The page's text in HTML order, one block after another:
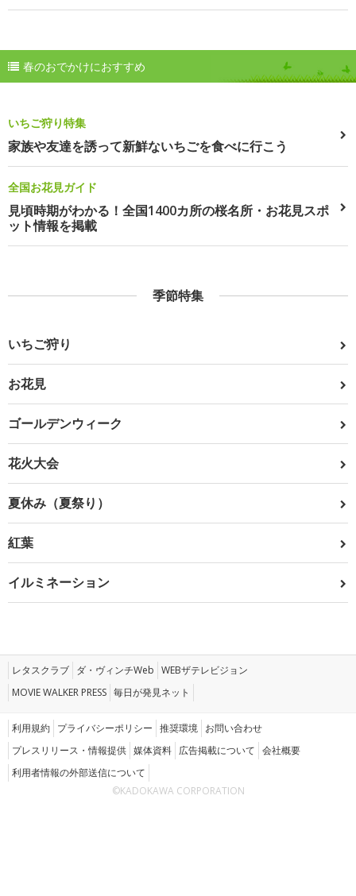
春のおでかけにおすすめ
いちご狩り特集
家族や友達を誘って新鮮ないちごを食べに行こう
全国お花見ガイド
見頃時期がわかる！全国1400カ所の桜名所・お花見スポ
ット情報を掲載
季節特集
いちご狩り
お花見
ゴールデンウィーク
花火大会
夏休み（夏祭り）
紅葉
イルミネーション
レタスクラブ ダ・ヴィンチWeb WEBザテレビジョン
MOVIE WALKER PRESS 毎日が発見ネット
利用規約 プライバシーポリシー 推奨環境 お問い合わせ
プレスリリース・情報提供 媒体資料 広告掲載について 会社概要
利用者情報の外部送信について
©KADOKAWA CORPORATION